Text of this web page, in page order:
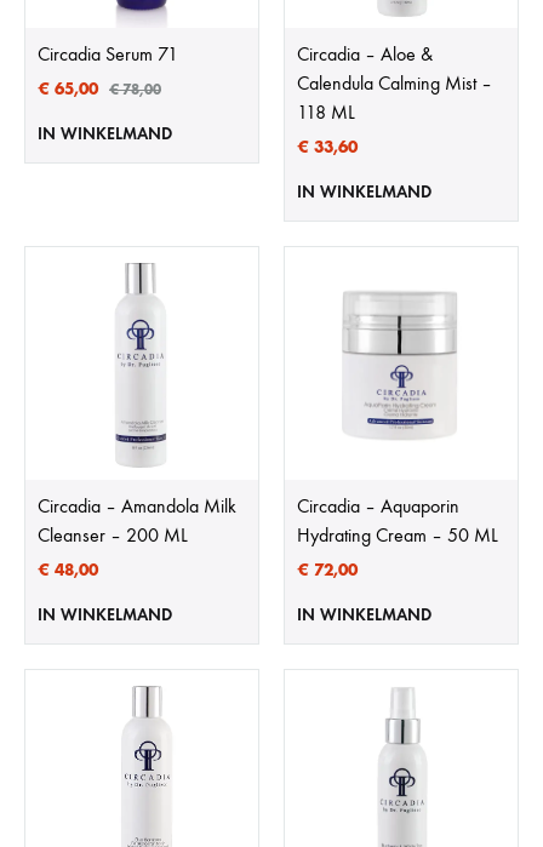
Circadia Serum 71
€ 65,00 €78,00
IN WINKELMAND
Circadia – Aloe &
Calendula Calming Mist –
118 ML
€ 33,60
IN WINKELMAND
Circadia – Amandola Milk
Cleanser – 200 ML
€ 48,00
IN WINKELMAND
Circadia – Aquaporin
Hydrating Cream – 50 ML
€ 72,00
IN WINKELMAND